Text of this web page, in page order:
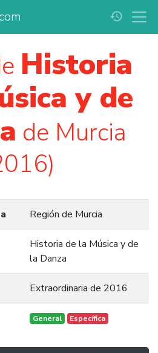
history
Historia
y de
de Murcia
Región de Murcia
Historia de la Música y de
la Danza
Extraordinaria de 2016
General Específica